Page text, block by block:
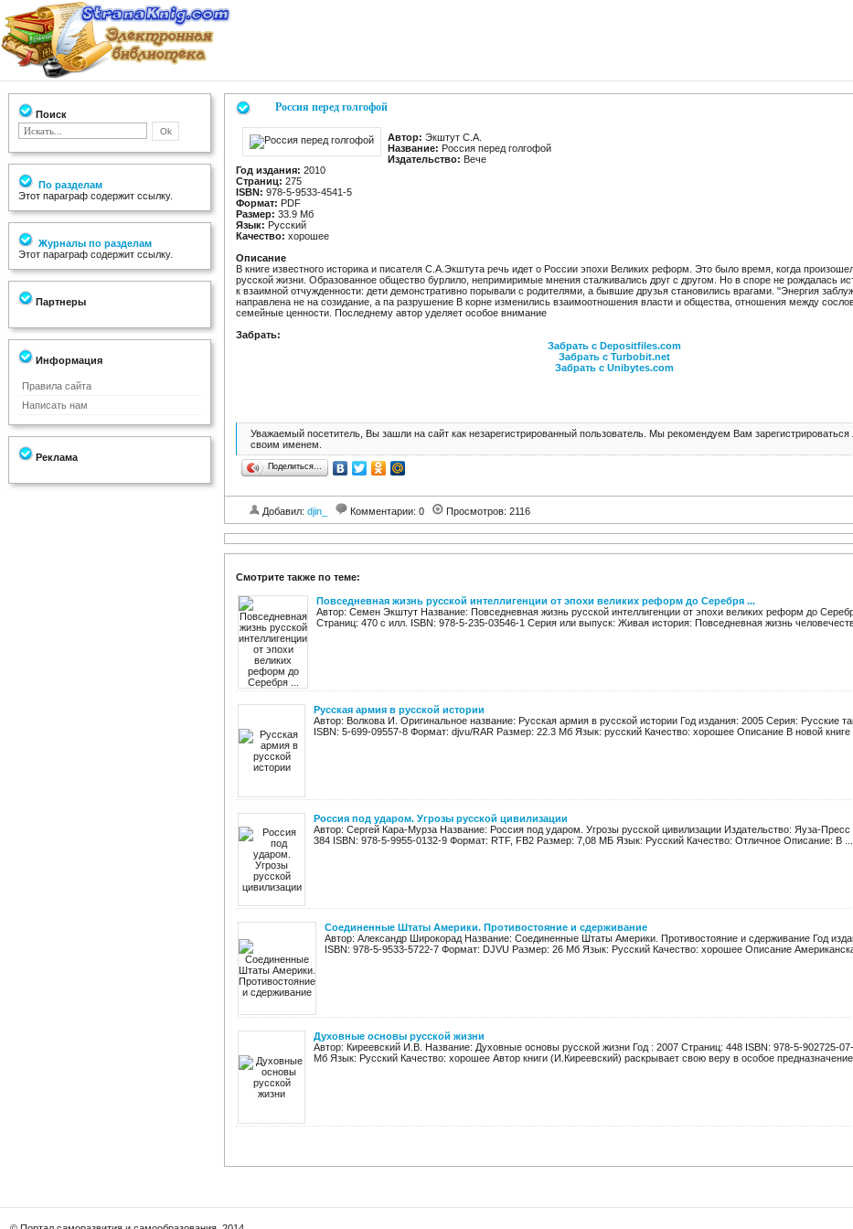
Поиск
По разделам
Этот параграф содержит ссылку.
Журналы по разделам
Этот параграф содержит ссылку.
Партнеры
Информация
Правила сайта
Написать нам
Реклама
Россия перед голгофой
Автор: Экштут С.А.
Название: Россия перед голгофой
Издательство: Вече
Год издания: 2010
Страниц: 275
ISBN: 978-5-9533-4541-5
Формат: PDF
Размер: 33.9 Мб
Язык: Русский
Качество: хорошее
Описание
В книге известного историка и писателя С.А.Экштута речь идет о России эпохи Великих реформ. Это было время, когда
русской жизни. Образованное общество бурлило, непримиримые мнения сталкивались друг с другом. Но в споре не рождалась
к взаимной отчужденности: дети демонстративно порывали с родителями, а бывшие друзья становились врагами. "Энергия
направлена не на созидание, а па разрушение В корне изменились взаимоотношения власти и общества, отношения между
семейные ценности. Последнему автор уделяет особое внимание
Забрать:
Забрать с Depositfiles.com
Забрать с Turbobit.net
Забрать с Unibytes.com
Уважаемый посетитель, Вы зашли на сайт как незарегистрированный пользователь. Мы рекомендуем Вам зарегистрироваться
своим именем.
Поделиться…
Добавил: djin_ Комментарии: 0 Просмотров: 2116
Смотрите также по теме:
Повседневная жизнь русской интеллигенции от эпохи великих реформ до Серебря ...
Автор: Семен Экштут Название: Повседневная жизнь русской интеллигенции от эпохи великих реформ до
Страниц: 470 с илл. ISBN: 978-5-235-03546-1 Серия или выпуск: Живая история: Повседневная жизнь
Русская армия в русской истории
Автор: Волкова И. Оригинальное название: Русская армия в русской истории Год издания: 2005 Серия: Русские
ISBN: 5-699-09557-8 Формат: djvu/RAR Размер: 22.3 Мб Язык: русский Качество: хорошее Описание В новой книге
Россия под ударом. Угрозы русской цивилизации
Автор: Сергей Кара-Мурза Название: Россия под ударом. Угрозы русской цивилизации Издательство: Яуза-Пресс
384 ISBN: 978-5-9955-0132-9 Формат: RTF, FB2 Размер: 7,08 МБ Язык: Русский Качество: Отличное Описание: В ...
Соединенные Штаты Америки. Противостояние и сдерживание
Автор: Александр Широкорад Название: Соединенные Штаты Америки. Противостояние и сдерживание Год
ISBN: 978-5-9533-5722-7 Формат: DJVU Размер: 26 Мб Язык: Русский Качество: хорошее Описание
Духовные основы русской жизни
Автор: Киреевский И.В. Название: Духовные основы русской жизни Год : 2007 Страниц: 448 ISBN: 978-5-902725-
Мб Язык: Русский Качество: хорошее Автор книги (И.Киреевский) раскрывает свою веру в особое предназначение